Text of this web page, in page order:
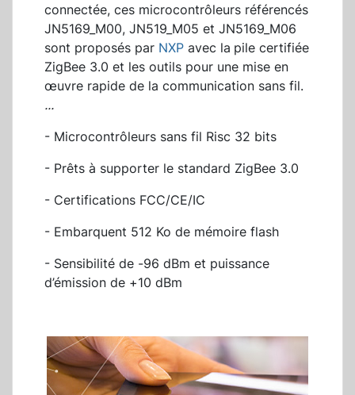
connectée, ces microcontrôleurs référencés
JN5169_M00, JN519_M05 et JN5169_M06
sont proposés par NXP avec la pile certifiée
ZigBee 3.0 et les outils pour une mise en
œuvre rapide de la communication sans fil.
...
- Microcontrôleurs sans fil Risc 32 bits
- Prêts à supporter le standard ZigBee 3.0
- Certifications FCC/CE/IC
- Embarquent 512 Ko de mémoire flash
- Sensibilité de -96 dBm et puissance
d’émission de +10 dBm